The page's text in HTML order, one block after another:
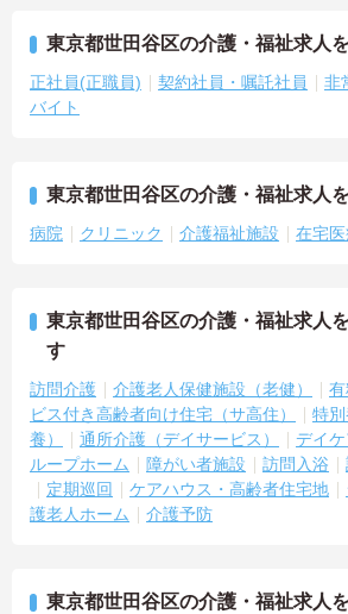
東京都世田谷区の介護・福祉求人
正社員(正職員) 契約社員・嘱託社員
非
バイト
東京都世田谷区の介護・福祉求人
病院 クリニック 介護福祉施設 在宅医
東京都世田谷区の介護・福祉求人
す
訪問介護 介護老人保健施設（老健）
ビス付き高齢者向け住宅（サ高住）
特
養）
通所介護（デイサービス） デイケ
ループホーム
障がい者施設 訪問入浴
定期巡回
ケアハウス・高齢者住宅地
護老人ホーム
介護予防
東京都世田谷区の介護・福祉求人